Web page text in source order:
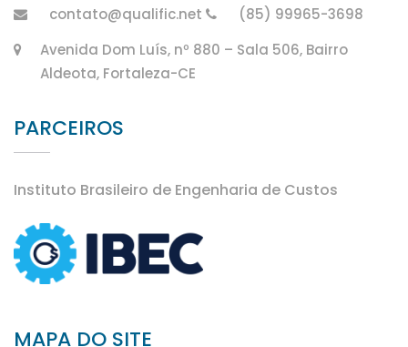
contato@qualific.net
(85) 99965-3698
Avenida Dom Luís, nº 880 – Sala 506, Bairro
Aldeota, Fortaleza-CE
PARCEIROS
Instituto Brasileiro de Engenharia de Custos
MAPA DO SITE